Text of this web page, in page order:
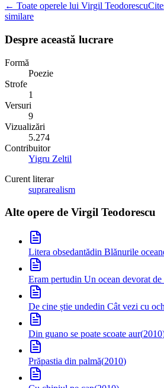
← Toate operele lui Virgil Teodorescu
similare
Despre această lucrare
Formă
Poezie
Strofe
1
Versuri
9
Vizualizări
5.274
Contribuitor
Yigru Zeltil
Curent literar
suprarealism
Alte opere de Virgil Teodorescu
Litera obsedantădin Blănurile
Eram pertudin Un ocean devorat
De cine știe undedin Cât vezi cu
Din guano se poate scoate aur(2010
Prăpastia din palmă(2010)